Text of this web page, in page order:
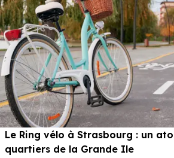
Le Ring vélo à Strasbourg : un
quartiers de la Grande Ile